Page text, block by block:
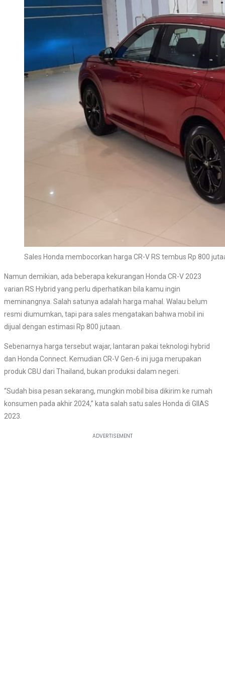
Sales Honda membocorkan harga CR-V RS tembus Rp 800
Namun demikian, ada beberapa kekurangan Honda CR-V 2023
varian RS Hybrid yang perlu diperhatikan bila kamu ingin
meminangnya. Salah satunya adalah harga mahal. Walau belum
resmi diumumkan, tapi para sales mengatakan bahwa mobil ini
dijual dengan estimasi Rp 800 jutaan.
Sebenarnya harga tersebut wajar, lantaran pakai teknologi hybrid
dan Honda Connect. Kemudian CR-V Gen-6 ini juga merupakan
produk CBU dari Thailand, bukan produksi dalam negeri.
“Sudah bisa pesan sekarang, mungkin mobil bisa dikirim ke rumah
konsumen pada akhir 2024,” kata salah satu sales Honda di GIIAS
2023.